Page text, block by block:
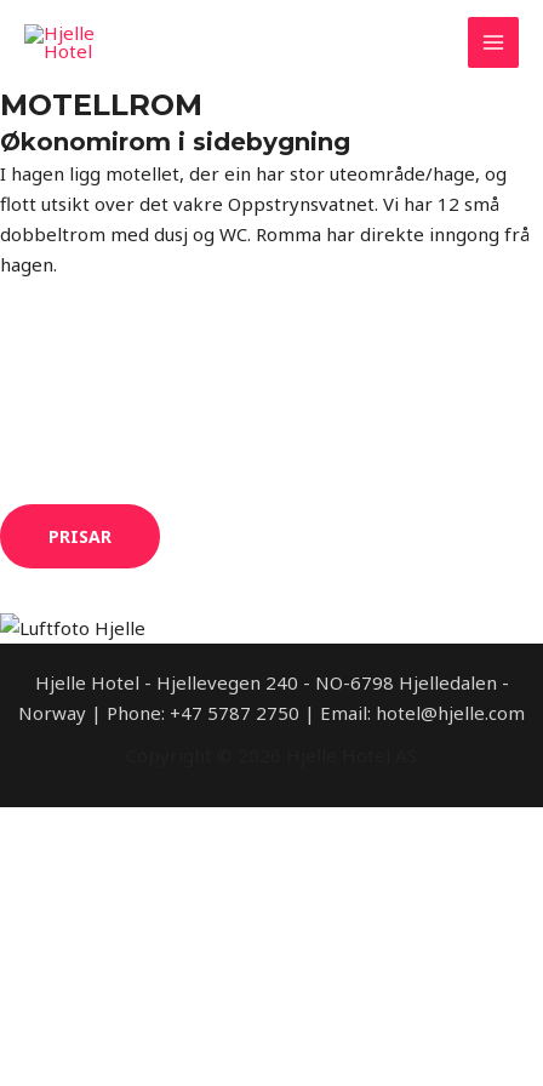
rett
innholdet
MOTELLROM
Økonomirom i sidebygning
I hagen ligg motellet, der ein har stor uteområde/hage, og
flott utsikt over det vakre Oppstrynsvatnet. Vi har 12 små
dobbeltrom med dusj og WC. Romma har direkte inngong frå
hagen.
PRISAR
Hjelle Hotel - Hjellevegen 240 - NO-6798 Hjelledalen -
Norway | Phone: +47 5787 2750 | Email: hotel@hjelle.com